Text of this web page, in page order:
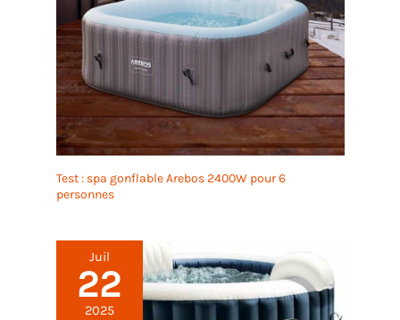
Test : spa gonflable Arebos 2400W pour 6
personnes
Juil
22
2025